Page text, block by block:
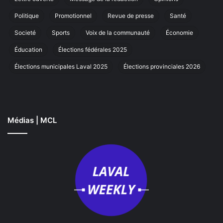
Politique Promotionnel Revue de presse Santé
Societé Sports Voix de la communauté Économie
Éducation Élections fédérales 2025
Élections municipales Laval 2025 Élections provinciales 2026
Médias | MCL